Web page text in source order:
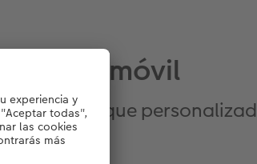
de móvil
y un toque